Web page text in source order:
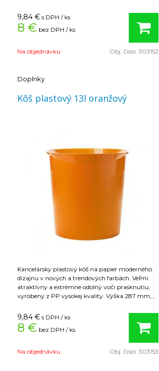
objem 13 litrov. Väčšie balenie 6 ks. Farba zelená.
Farba zelená
materiál plast
objem 13 l
9,84 € s DPH / ks
8 € bez DPH / ks
Na objednávku Obj. čislo: 303152
Doplnky
Kôš plastový 13l oranžový
Kancelársky plastový kôš na papier moderného
dizajnu v nových a trendových farbách. Veľmi
atraktívny a extrémne odolný voči prasknutiu,
vyrobený z PP vysokej kvality. Výška 287 mm,
objem 13 litrov. Väčšie balenie 6 ks. Farba
oranžová. Farba oranžová
materiál plast
objem 13 l
9,84 € s DPH / ks
8 € bez DPH / ks
Na objednávku Obj. čislo: 303153